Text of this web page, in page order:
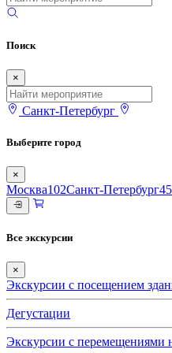
Поиск
×
Санкт-Петербург
Выберите город
×
Москва102Санкт-Петербург45
Все экскурсии
×
Экскурсии с посещением
Дегустации
Экскурсии с перемещениями